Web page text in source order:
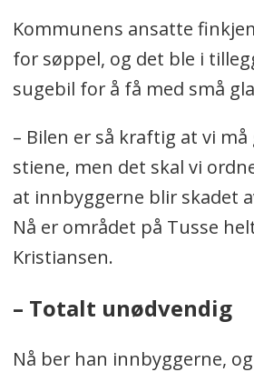
Kommunens ansatte
for søppel, og det ble i
sugebil for å få med små
– Bilen er så kraftig at vi
stiene, men det skal vi
at innbyggerne blir skadet
Nå er området på Tusse
Kristiansen.
– Totalt unødvendig
Nå ber han innbyggerne,